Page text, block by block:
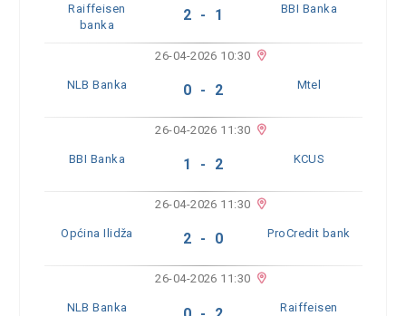
Raiffeisen
banka
2 - 1 BBI Banka
26-04-2026 10:30
NLB Banka 0 - 2 Mtel
26-04-2026 11:30
BBI Banka 1 - 2 KCUS
26-04-2026 11:30
Općina Ilidža 2 - 0 ProCredit bank
26-04-2026 11:30
NLB Banka
Raiffeisen